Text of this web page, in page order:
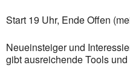
Start 19 Uhr, Ende Offen
Neueinsteiger und
gibt ausreichende Tools